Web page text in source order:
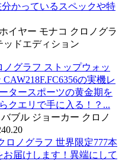
かっているスペックや特
グラフ ストップウォッ
の実機レ
タースポーツの黄金期を
クエリで手に入る！？...
ロノグラフ 世界限定777本
お届けします！異端にして